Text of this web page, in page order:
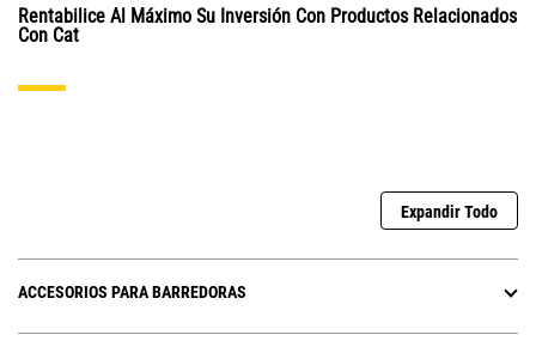
Rentabilice Al Máximo Su Inversión Con Productos Relacionados
Con Cat
Expandir Todo
ACCESORIOS PARA BARREDORAS